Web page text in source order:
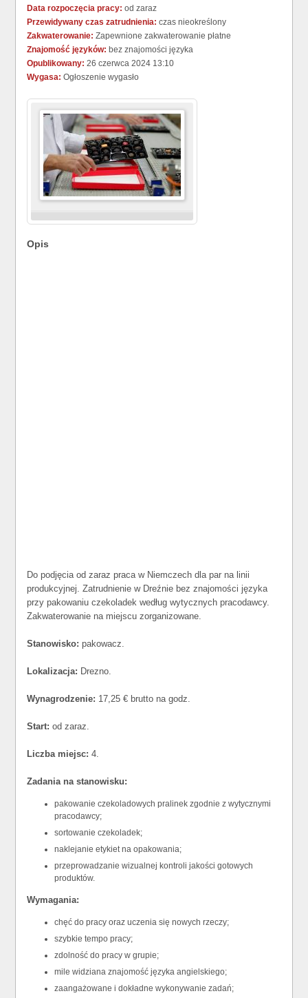
Data rozpoczęcia pracy: od zaraz
Przewidywany czas zatrudnienia: czas nieokreślony
Zakwaterowanie: Zapewnione zakwaterowanie płatne
Znajomość języków: bez znajomości języka
Opublikowany: 26 czerwca 2024 13:10
Wygasa: Ogłoszenie wygasło
Opis
Do podjęcia od zaraz praca w Niemczech dla par na linii
produkcyjnej. Zatrudnienie w Dreźnie bez znajomości języka
przy pakowaniu czekoladek według wytycznych pracodawcy.
Zakwaterowanie na miejscu zorganizowane.
Stanowisko: pakowacz.
Lokalizacja: Drezno.
Wynagrodzenie: 17,25 € brutto na godz.
Start: od zaraz.
Liczba miejsc: 4.
Zadania na stanowisku:
pakowanie czekoladowych pralinek zgodnie z wytycznymi
pracodawcy;
sortowanie czekoladek;
naklejanie etykiet na opakowania;
przeprowadzanie wizualnej kontroli jakości gotowych
produktów.
Wymagania:
chęć do pracy oraz uczenia się nowych rzeczy;
szybkie tempo pracy;
zdolność do pracy w grupie;
mile widziana znajomość języka angielskiego;
zaangażowane i dokładne wykonywanie zadań;